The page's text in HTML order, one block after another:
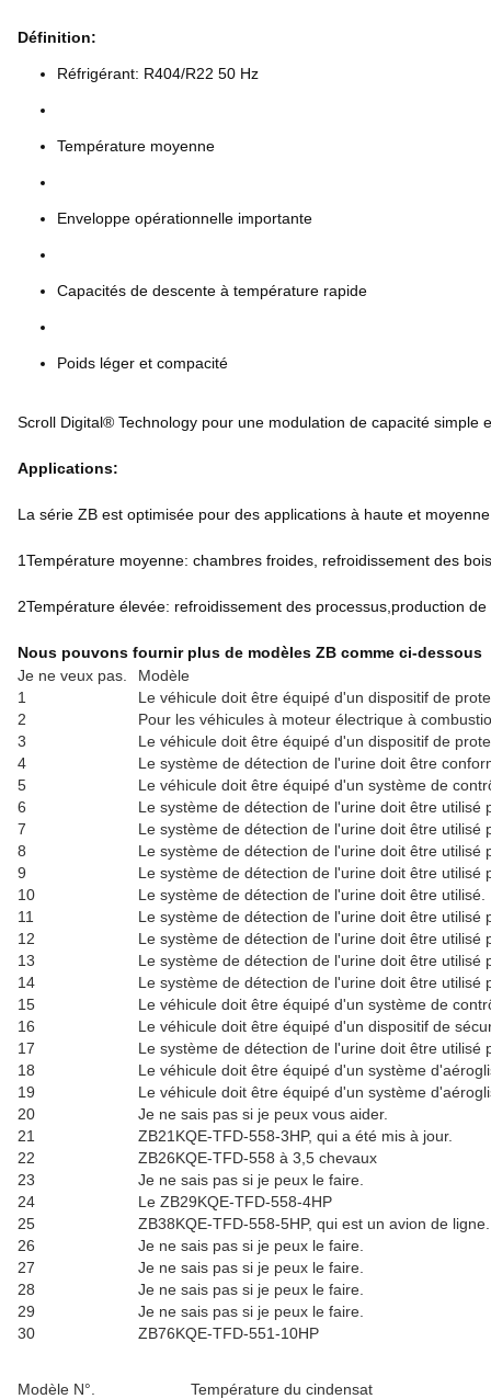
Définition:
Réfrigérant: R404/R22 50 Hz
Température moyenne
Enveloppe opérationnelle importante
Capacités de descente à température rapide
Poids léger et compacité
Scroll Digital® Technology pour une modulation de capacité simple
Applications:
La série ZB est optimisée pour des applications à haute et
1Température moyenne: chambres froides, refroidissement des
2Température élevée: refroidissement des processus,production
Nous pouvons fournir plus de modèles ZB comme ci-dessous
Je ne veux pas.
Modèle
1
Le véhicule doit être équipé d'un dispositif de
2
Pour les véhicules à moteur électrique à
3
Le véhicule doit être équipé d'un dispositif de
4
Le système de détection de l'urine doit être
5
Le véhicule doit être équipé d'un système de
6
Le système de détection de l'urine doit être utilisé
7
Le système de détection de l'urine doit être utilisé
8
Le système de détection de l'urine doit être utilisé
9
Le système de détection de l'urine doit être utilisé
10
Le système de détection de l'urine doit être utilisé.
11
Le système de détection de l'urine doit être utilisé
12
Le système de détection de l'urine doit être utilisé
13
Le système de détection de l'urine doit être
14
Le système de détection de l'urine doit être utilisé
15
Le véhicule doit être équipé d'un système de
16
Le véhicule doit être équipé d'un dispositif de
17
Le système de détection de l'urine doit être utilisé
18
Le véhicule doit être équipé d'un système
19
Le véhicule doit être équipé d'un système
20
Je ne sais pas si je peux vous aider.
21
ZB21KQE-TFD-558-3HP, qui a été mis à jour.
22
ZB26KQE-TFD-558 à 3,5 chevaux
23
Je ne sais pas si je peux le faire.
24
Le ZB29KQE-TFD-558-4HP
25
ZB38KQE-TFD-558-5HP, qui est un avion de ligne.
26
Je ne sais pas si je peux le faire.
27
Je ne sais pas si je peux le faire.
28
Je ne sais pas si je peux le faire.
29
Je ne sais pas si je peux le faire.
30
ZB76KQE-TFD-551-10HP
Modèle N°.
Température du cindensat